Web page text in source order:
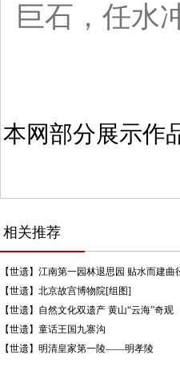
巨石，任水
本网部分展示作
相关推荐
【世遗】江南第一园林退思园 贴水而建曲
【世遗】北京故宫博物院[组图]
【世遗】自然文化双遗产 黄山“云海”奇观
【世遗】童话王国九寨沟
【世遗】明清皇家第一陵——明孝陵